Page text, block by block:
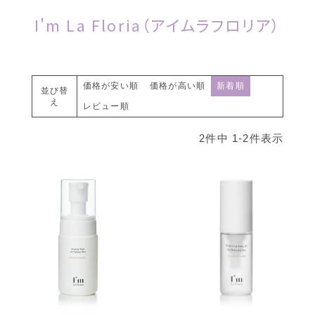
I'm La Floria（アイムラフロリア）
並び替
え
価格が安い順 価格が高い順 新着順
レビュー順
2件中 1-2件表示